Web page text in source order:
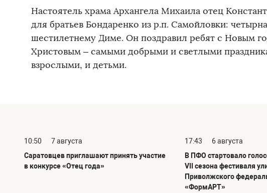
Настоятель храма Архангела Михаила отец
для братьев Бондаренко из р.п. Самойловки:
шестилетнему Диме. Он поздравил ребят с Новым
Христовым – самыми добрыми и светлыми
взрослыми, и детьми.
10:50
7 августа
Саратовцев приглашают принять участие
в конкурсе «Отец года»
17:43
6 августа
В ПФО стартовало
VII сезона фестиваля
Приволжского
«ФормАРТ»